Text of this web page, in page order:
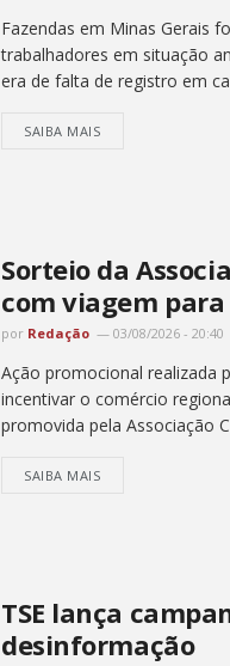
Fazendas em Minas Gerais
trabalhadores em situação
era de falta de registro em
SAIBA MAIS
Sorteio da
com viagem
por Redação 03/08/2026 - 20:40
Ação promocional realizada
incentivar o comércio
promovida pela Associação
SAIBA MAIS
TSE lança
desinformação